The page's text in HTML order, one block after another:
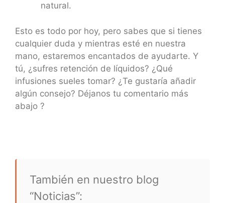
natural.
Esto es todo por hoy, pero sabes que si tienes
cualquier duda y mientras esté en nuestra
mano, estaremos encantados de ayudarte. Y
tú, ¿sufres retención de líquidos? ¿Qué
infusiones sueles tomar? ¿Te gustaría añadir
algún consejo? Déjanos tu comentario más
abajo ?
También en nuestro blog
“Noticias”: